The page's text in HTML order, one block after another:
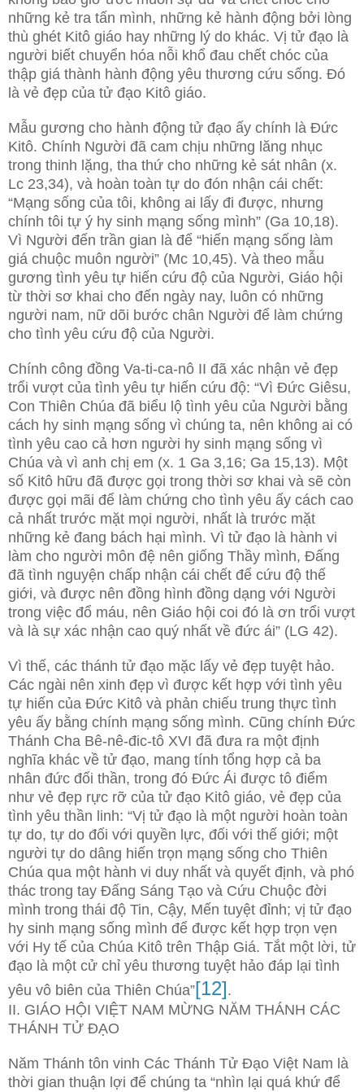
những kẻ tra tấn mình, những kẻ hành động bởi lòng
thù ghét Kitô giáo hay những lý do khác. Vị tử đạo là
người biết chuyển hóa nỗi khổ đau chết chóc của
thập giá thành hành động yêu thương cứu sống. Đó
là vẻ đẹp của tử đạo Kitô giáo.
Mẫu gương cho hành động tử đạo ấy chính là Đức
Kitô. Chính Người đã cam chịu những lăng nhục
trong thinh lặng, tha thứ cho những kẻ sát nhân (x.
Lc 23,34), và hoàn toàn tự do đón nhận cái chết:
“Mạng sống của tôi, không ai lấy đi được, nhưng
chính tôi tự ý hy sinh mạng sống mình” (Ga 10,18).
Vì Người đến trần gian là để “hiến mạng sống làm
giá chuộc muôn người” (Mc 10,45). Và theo mẫu
gương tình yêu tự hiến cứu độ của Người, Giáo hội
từ thời sơ khai cho đến ngày nay, luôn có những
người nam, nữ dõi bước chân Người để làm chứng
cho tình yêu cứu độ của Người.
Chính công đồng Va-ti-ca-nô II đã xác nhận vẻ đẹp
trổi vượt của tình yêu tự hiến cứu độ: “Vì Đức Giêsu,
Con Thiên Chúa đã biểu lộ tình yêu của Người bằng
cách hy sinh mạng sống vì chúng ta, nên không ai có
tình yêu cao cả hơn người hy sinh mạng sống vì
Chúa và vì anh chị em (x. 1 Ga 3,16; Ga 15,13). Một
số Kitô hữu đã được gọi trong thời sơ khai và sẽ còn
được gọi mãi để làm chứng cho tình yêu ấy cách cao
cả nhất trước mặt mọi người, nhất là trước mặt
những kẻ đang bách hại mình. Vì tử đạo là hành vi
làm cho người môn đệ nên giống Thầy mình, Đấng
đã tình nguyện chấp nhận cái chết để cứu độ thế
giới, và được nên đồng hình đồng dạng với Người
trong việc đổ máu, nên Giáo hội coi đó là ơn trổi vượt
và là sự xác nhận cao quý nhất về đức ái” (LG 42).
Vì thế, các thánh tử đạo mặc lấy vẻ đẹp tuyệt hảo.
Các ngài nên xinh đẹp vì được kết hợp với tình yêu
tự hiến của Đức Kitô và phản chiếu trung thực tình
yêu ấy bằng chính mạng sống mình. Cũng chính Đức
Thánh Cha Bê-nê-đic-tô XVI đã đưa ra một định
nghĩa khác về tử đạo, mang tính tổng hợp cả ba
nhân đức đối thần, trong đó Đức Ái được tô điểm
như vẻ đẹp rực rỡ của tử đạo Kitô giáo, vẻ đẹp của
tình yêu thần linh: “Vị tử đạo là một người hoàn toàn
tự do, tự do đối với quyền lực, đối với thế giới; một
người tự do dâng hiến trọn mạng sống cho Thiên
Chúa qua một hành vi duy nhất và quyết định, và phó
thác trong tay Đấng Sáng Tạo và Cứu Chuộc đời
mình trong thái độ Tin, Cậy, Mến tuyệt đỉnh; vị tử đạo
hy sinh mạng sống mình để được kết hợp trọn vẹn
với Hy tế của Chúa Kitô trên Thập Giá. Tắt một lời, tử
đạo là một cử chỉ yêu thương tuyệt hảo đáp lại tình
yêu vô biên của Thiên Chúa”[12].
II. GIÁO HỘI VIỆT NAM MỪNG NĂM THÁNH CÁC
THÁNH TỬ ĐẠO
Năm Thánh tôn vinh Các Thánh Tử Đạo Việt Nam là
thời gian thuận lợi để chúng ta “nhìn lại quá khứ để